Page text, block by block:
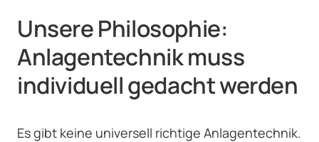
Unsere Philosophie:
Anlagentechnik muss
individuell gedacht werden
Es gibt keine universell richtige Anlagentechnik.